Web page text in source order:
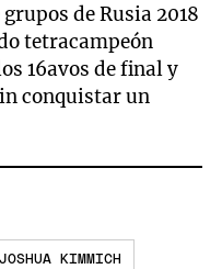
de Rusia 2018
tetracampeón
16avos de final y
conquistar un
JOSHUA KIMMICH